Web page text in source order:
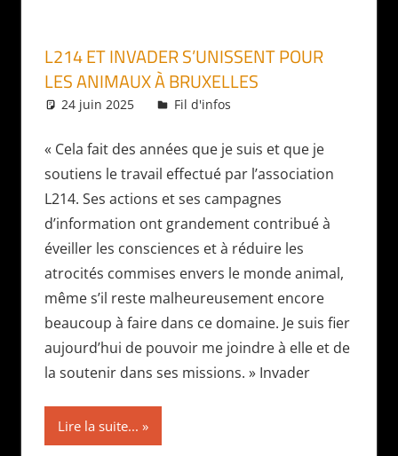
L214 ET INVADER S’UNISSENT POUR
LES ANIMAUX À BRUXELLES
24 juin 2025 Daniel
Fil d'infos
« Cela fait des années que je suis et que je
soutiens le travail effectué par l’association
L214. Ses actions et ses campagnes
d’information ont grandement contribué à
éveiller les consciences et à réduire les
atrocités commises envers le monde animal,
même s’il reste malheureusement encore
beaucoup à faire dans ce domaine. Je suis fier
aujourd’hui de pouvoir me joindre à elle et de
la soutenir dans ses missions. » Invader
Lire la suite...